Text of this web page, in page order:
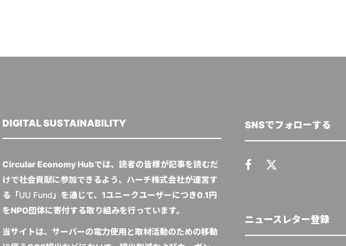
DIGITAL SUSTAINABILITY
Circular Economy Hubでは、読者の皆様が記事を読むだ
けで社会貢献に参加できるよう、ハーチ株式会社が運営す
る「UU Fund 」を通じて、1ユニークユーザーにつき0.1円
をNPO団体に寄付する取り組みを行っています。
当サイトは、サーバーの電力使用と取材活動のための移動
SNSでフォローする
ニュースレター登録